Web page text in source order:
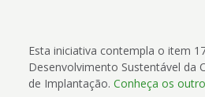
Esta iniciativa contempla o item
Desenvolvimento Sustentável da
de Implantação. Conheça os